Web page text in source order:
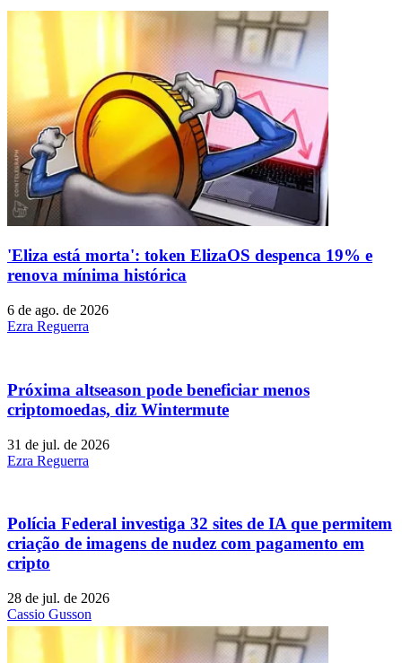
'Eliza está morta': token ElizaOS despenca 19% e
renova mínima histórica
6 de ago. de 2026
Ezra Reguerra
Próxima altseason pode beneficiar menos
criptomoedas, diz Wintermute
31 de jul. de 2026
Ezra Reguerra
Polícia Federal investiga 32 sites de IA que permitem
criação de imagens de nudez com pagamento em
cripto
28 de jul. de 2026
Cassio Gusson